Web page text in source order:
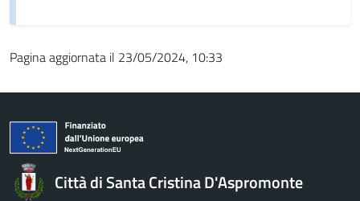
Pagina aggiornata il 23/05/2024, 10:33
Città di Santa Cristina D'Aspromonte